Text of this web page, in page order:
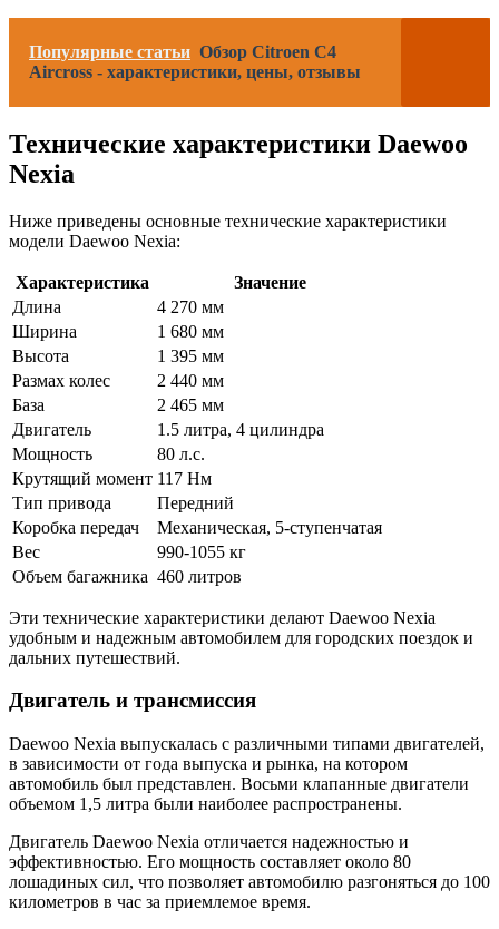
Популярные статьи Обзор Citroen C4
Aircross - характеристики, цены, отзывы
Технические характеристики Daewoo
Nexia
Ниже приведены основные технические характеристики
модели Daewoo Nexia:
Характеристика
Значение
Длина
4 270 мм
Ширина
1 680 мм
Высота
1 395 мм
Размах колес
2 440 мм
База
2 465 мм
Двигатель
1.5 литра, 4 цилиндра
Мощность
80 л.с.
Крутящий момент 117 Нм
Тип привода
Передний
Коробка передач
Механическая, 5-ступенчатая
Вес
990-1055 кг
Объем багажника 460 литров
Эти технические характеристики делают Daewoo Nexia
удобным и надежным автомобилем для городских поездок и
дальних путешествий.
Двигатель и трансмиссия
Daewoo Nexia выпускалась с различными типами двигателей,
в зависимости от года выпуска и рынка, на котором
автомобиль был представлен. Восьми клапанные двигатели
объемом 1,5 литра были наиболее распространены.
Двигатель Daewoo Nexia отличается надежностью и
эффективностью. Его мощность составляет около 80
лошадиных сил, что позволяет автомобилю разгоняться до 100
километров в час за приемлемое время.